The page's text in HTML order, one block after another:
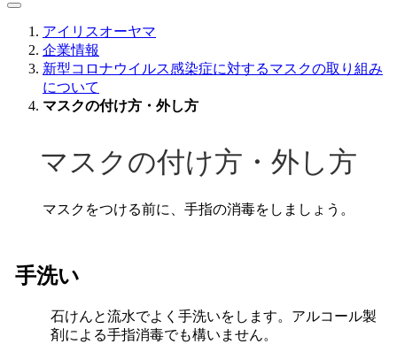
アイリスオーヤマ
企業情報
新型コロナウイルス感染症に対するマスクの取り組み
について
マスクの付け方・外し方
マスクの付け方・外し方
マスクをつける前に、手指の消毒をしましょう。
手洗い
石けんと流水でよく手洗いをします。アルコール製
剤による手指消毒でも構いません。